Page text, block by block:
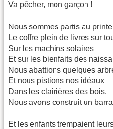
Va pêcher, mon garçon !
Nous sommes partis au
Le coffre plein de livres sur
Sur les machins solaires
Et sur les bienfaits des
Nous abattions quelques
Et nous pistions nos idéaux
Dans les clairières des bois.
Nous avons construit un
Et les enfants trempaient